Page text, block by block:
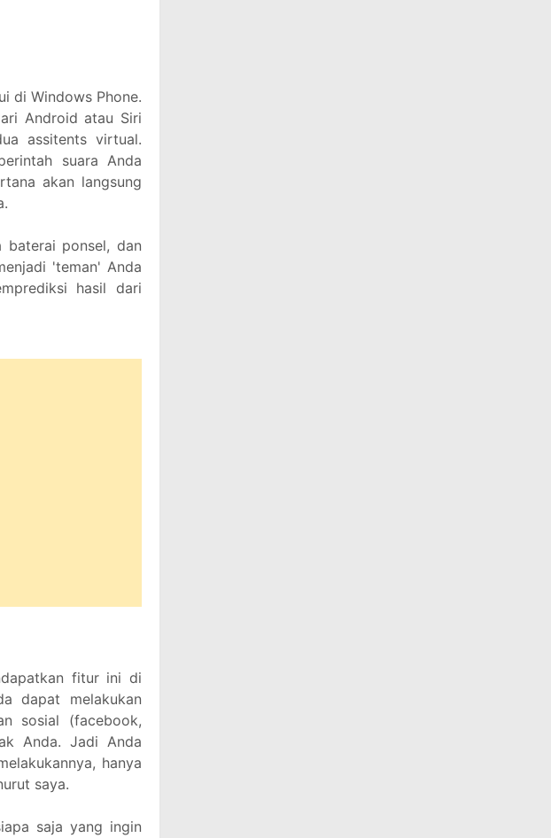
di Windows Phone.
Android atau Siri
assitents virtual.
suara Anda
akan langsung
baterai ponsel, dan
'teman' Anda
hasil dari
fitur ini di
dapat melakukan
sosial (facebook,
Anda. Jadi Anda
hanya
saya.
saja yang ingin